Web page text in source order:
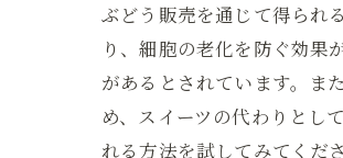
ぶどう販売を通じて得られ
り、細胞の老化を防ぐ効果
があるとされています。ま
め、スイーツの代わりとし
れる方法を試してみてくださ